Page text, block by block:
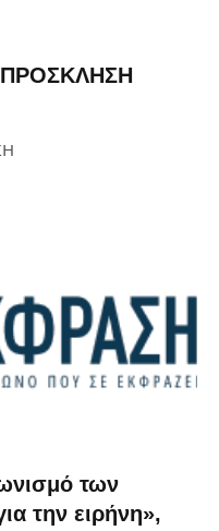
ΠΡΟΣΚΛΗΣΗ
των
την ειρήνη»,